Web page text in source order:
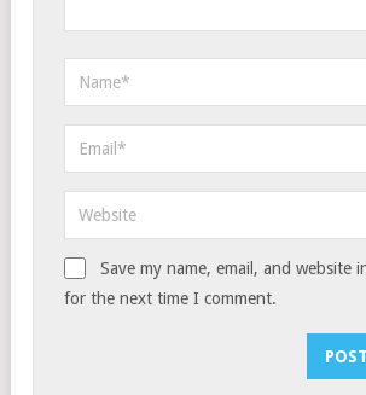
Save my name, email, and website
for the next time I comment.